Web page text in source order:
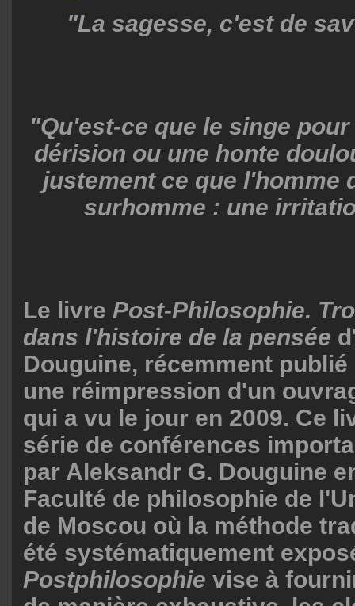
"La sagesse, c'est de
"Qu'est-ce que le singe
dérision ou une honte
justement ce que l'homme
surhomme : une
Le livre Post-Philosophie.
dans l'histoire de la pensée
Douguine, récemment publié
une réimpression d'un
qui a vu le jour en 2009. Ce
série de conférences
par Aleksandr G. Douguine
Faculté de philosophie de
de Moscou où la méthode
été systématiquement
Postphilosophie vise à